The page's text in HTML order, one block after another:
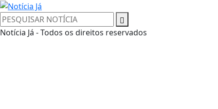
Notícia Já - Todos os direitos reservados